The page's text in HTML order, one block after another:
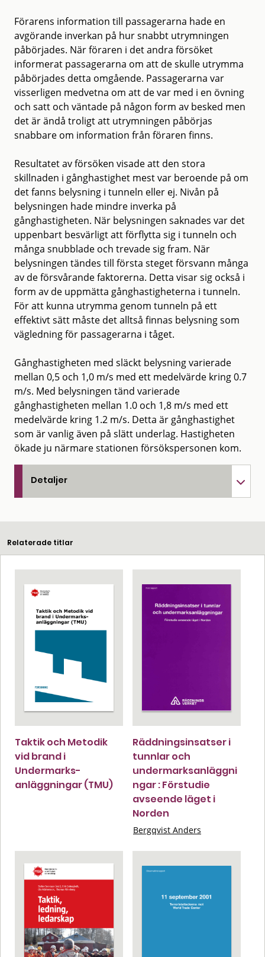
Förarens information till passagerarna hade en
avgörande inverkan på hur snabbt utrymningen
påbörjades. När föraren i det andra försöket
informerat passagerarna om att de skulle utrymma
påbörjades detta omgående. Passagerarna var
visserligen medvetna om att de var med i en övning
och satt och väntade på någon form av besked men
det är ändå troligt att utrymningen påbörjas
snabbare om information från föraren finns.
Resultatet av försöken visade att den stora
skillnaden i gånghastighet mest var beroende på om
det fanns belysning i tunneln eller ej. Nivån på
belysningen hade mindre inverka på
gånghastigheten. När belysningen saknades var det
uppenbart besvärligt att förflytta sig i tunneln och
många snubblade och trevade sig fram. När
belysningen tändes till första steget försvann många
av de försvårande faktorerna. Detta visar sig också i
form av de uppmätta gånghastigheterna i tunneln.
För att kunna utrymma genom tunneln på ett
effektivt sätt måste det alltså finnas belysning som
vägledning för passagerarna i tåget.
Gånghastigheten med släckt belysning varierade
mellan 0,5 och 1,0 m/s med ett medelvärde kring 0.7
m/s. Med belysningen tänd varierade
gånghastigheten mellan 1.0 och 1,8 m/s med ett
medelvärde kring 1.2 m/s. Detta är gånghastighet
som är vanlig även på slätt underlag. Hastigheten
ökade ju närmare stationen försökspersonen kom.
Detaljer
Relaterade titlar
Taktik och Metodik
vid brand i
Undermarks-
anläggningar (TMU)
Räddningsinsatser i
tunnlar och
undermarksanläggni
ngar : Förstudie
avseende läget i
Norden
Bergqvist Anders